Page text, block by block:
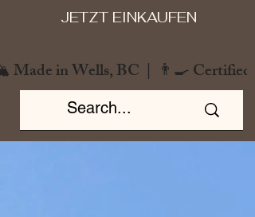
JETZT EINKAUFEN
in Wells, BC  |  👨‍🍳 Certified